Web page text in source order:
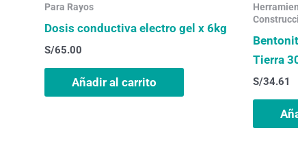
Para Rayos
Dosis conductiva electro gel x 6kg
S/65.00
Añadir al carrito
Tierra
S/34.61